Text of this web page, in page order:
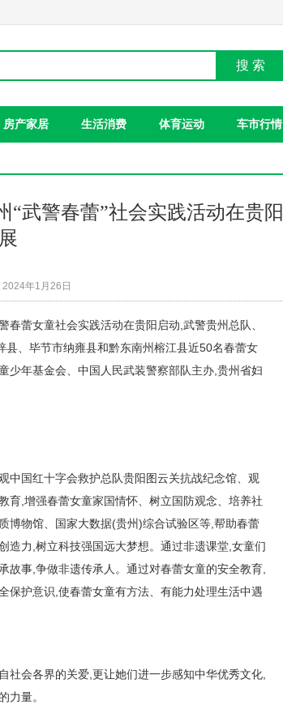
搜 索
房产家居 生活消费 体育运动 车市行情
“武警春蕾”社会实践活动在贵阳
2024年1月26日
春蕾女童社会实践活动在贵阳启动,武警贵州总队、
、毕节市纳雍县和黔东南州榕江县近50名春蕾女
少年基金会、中国人民武装警察部队主办,贵州省妇
中国红十字会救护总队贵阳图云关抗战纪念馆、观
育,增强春蕾女童家国情怀、树立国防观念、培养社
博物馆、国家大数据(贵州)综合试验区等,帮助春蕾
造力,树立科技强国远大梦想。通过非遗课堂,女童们
事,争做非遗传承人。通过对春蕾女童的安全教育,
保护意识,使春蕾女童有方法、有能力处理生活中遇
会各界的关爱,更让她们进一步感知中华优秀文化,
力量。